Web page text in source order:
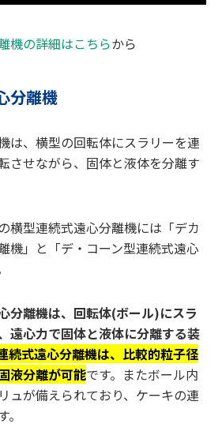
機の詳細はこちらから
分離機
は、横型の回転体にスラリーを連
させながら、固体と液体を分離す
横型連続式遠心分離機には「デカ
機」と「デ・コーン型連続式遠心
分離機は、回転体(ボール)にスラ
遠心力で固体と液体に分離する装
続式遠心分離機は、比較的粒子径
液分離が可能です。またボール内
ュが備えられており、ケーキの連